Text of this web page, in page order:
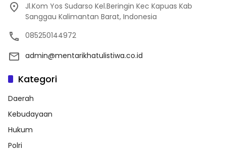
Jl.Kom Yos Sudarso Kel.Beringin Kec Kapuas Kab
Sanggau Kalimantan Barat, Indonesia
085250144972
admin@mentarikhatulistiwa.co.id
Kategori
Daerah
Kebudayaan
Hukum
Polri